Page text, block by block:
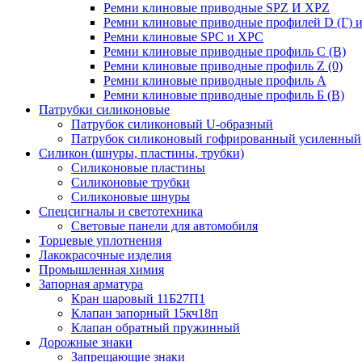
Ремни клиновые приводные SPZ И XPZ
Ремни клиновые приводные профилей D (Г)
Ремни клиновые SPC и XPC
Ремни клиновые приводные профиль C (В)
Ремни клиновые приводные профиль Z (0)
Ремни клиновые приводные профиль А
Ремни клиновые приводные профиль Б (B)
Патрубки силиконовые
Патрубок силиконовый U-образный
Патрубок силиконовый гофрированный усиленный
Силикон (шнуры, пластины, трубки)
Силиконовые пластины
Силиконовые трубки
Силиконовые шнуры
Спецсигналы и светотехника
Световые панели для автомобиля
Торцевые уплотнения
Лакокрасочные изделия
Промышленная химия
Запорная арматура
Кран шаровый 11Б27П1
Клапан запорный 15кч18п
Клапан обратный пружинный
Дорожные знаки
Запрещающие знаки